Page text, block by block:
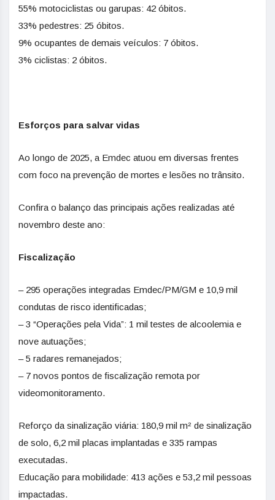
55% motociclistas ou garupas: 42 óbitos.
33% pedestres: 25 óbitos.
9% ocupantes de demais veículos: 7 óbitos.
3% ciclistas: 2 óbitos.
Esforços para salvar vidas
Ao longo de 2025, a Emdec atuou em diversas frentes
com foco na prevenção de mortes e lesões no trânsito.
Confira o balanço das principais ações realizadas até
novembro deste ano:
Fiscalização
– 295 operações integradas Emdec/PM/GM e 10,9 mil
condutas de risco identificadas;
– 3 “Operações pela Vida”: 1 mil testes de alcoolemia e
nove autuações;
– 5 radares remanejados;
– 7 novos pontos de fiscalização remota por
videomonitoramento.
Reforço da sinalização viária: 180,9 mil m² de sinalização
de solo, 6,2 mil placas implantadas e 335 rampas
executadas.
Educação para mobilidade: 413 ações e 53,2 mil pessoas
impactadas.